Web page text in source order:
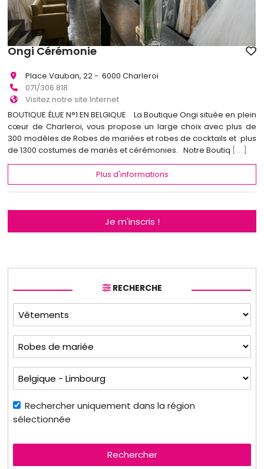
Ongi Cérémonie
Place Vauban, 22 - 6000 Charleroi
071/306.818
Visitez notre site Internet
BOUTIQUE ÉLUE N°1 EN BELGIQUE La Boutique Ongi située en plein
cœur de Charleroi, vous propose un large choix avec plus de
300 modèles de Robes de mariées et robes de cocktails et plus
de 1300 costumes de mariés et cérémonies. Notre Boutiq
[...]
Plus d'informations
Je m'inscris !
RECHERCHE
Rechercher uniquement dans la région
sélectionnée
Rechercher